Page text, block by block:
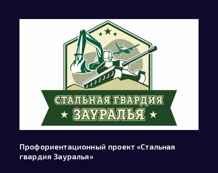
Профориентационный проект «Стальная
гвардия Зауралья»